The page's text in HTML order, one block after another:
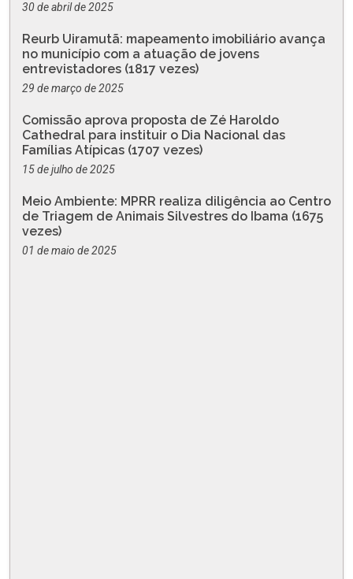
30 de abril de 2025
Reurb Uiramutã: mapeamento imobiliário avança
no município com a atuação de jovens
entrevistadores (1817 vezes)
29 de março de 2025
Comissão aprova proposta de Zé Haroldo
Cathedral para instituir o Dia Nacional das
Famílias Atípicas (1707 vezes)
15 de julho de 2025
Meio Ambiente: MPRR realiza diligência ao Centro
de Triagem de Animais Silvestres do Ibama (1675
vezes)
01 de maio de 2025